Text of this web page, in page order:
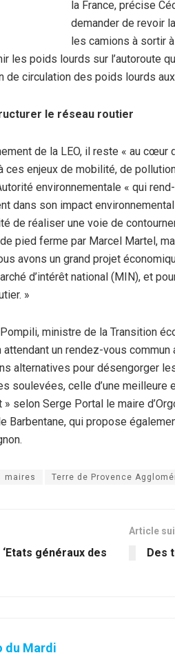
la France, précise
demander de revoir
les camions à sortir
les poids lourds sur l’autoroute
de circulation des poids lourds
le réseau routier
de la LEO, il reste « au cœur
ces enjeux de mobilité, de
environnementale « qui
dans son impact
de réaliser une voie de
pied ferme par Marcel Martel,
avons un grand projet
d’intérêt national (MIN), et
»
ministre de la Transition
attendant un rendez-vous
alternatives pour désengorger
soulevées, celle d’une meilleure
selon Serge Portal le maire
Barbentane, qui propose
maires Terre de Provence
généraux des
Article
Des
du Mardi